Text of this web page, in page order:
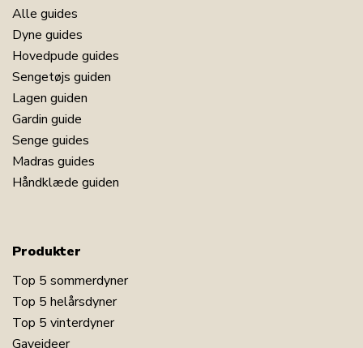
Alle guides
Dyne guides
Hovedpude guides
Sengetøjs guiden
Lagen guiden
Gardin guide
Senge guides
Madras guides
Håndklæde guiden
Produkter
Top 5 sommerdyner
Top 5 helårsdyner
Top 5 vinterdyner
Gaveideer